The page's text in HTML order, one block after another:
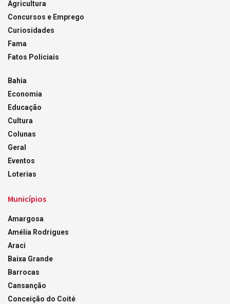
Agricultura
Concursos e Emprego
Curiosidades
Fama
Fatos Policiais
Bahia
Economia
Educação
Cultura
Colunas
Geral
Eventos
Loterias
Municípios
Amargosa
Amélia Rodrigues
Araci
Baixa Grande
Barrocas
Cansanção
Conceição do Coité